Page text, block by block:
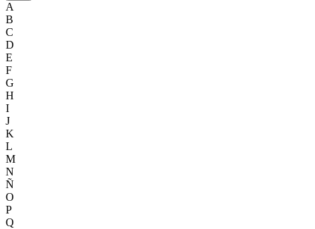
A
B
C
D
E
F
G
H
I
J
K
L
M
N
Ñ
O
P
Q